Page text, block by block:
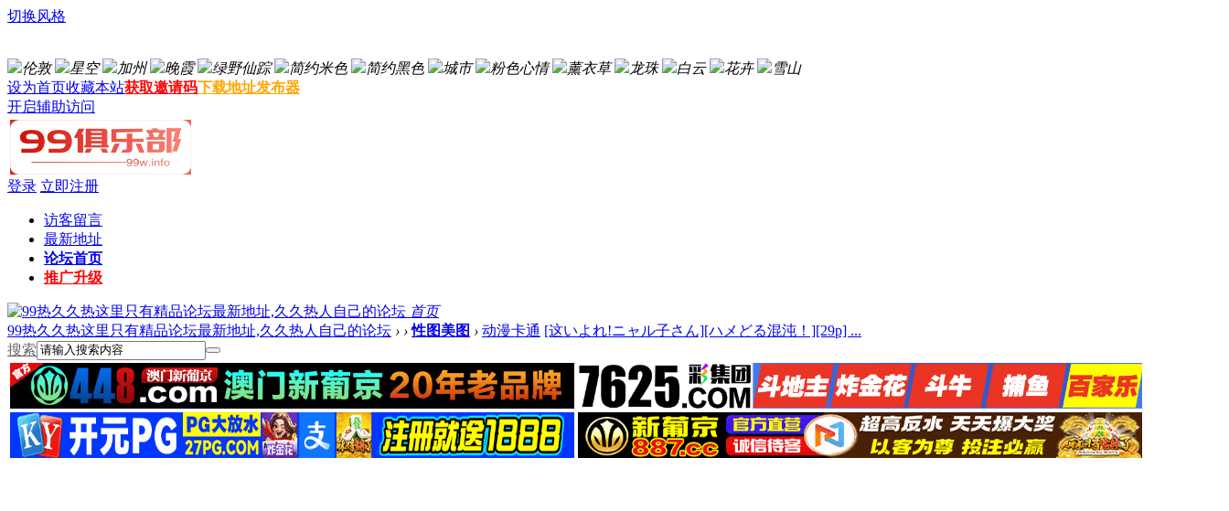
切换风格
伦敦 星空 加州 晚霞 绿野仙踪 简约米色 简约黑色 城市 粉色心情 薰衣草 龙珠 白云 花卉
雪山
设为首页收藏本站获取邀请码下载地址发布器
开启辅助访问
登录 立即注册
访客留言
最新地址
论坛首页
推广升级
首页
99热久久热这里只有精品论坛最新地址,久久热人自己的论坛 › › 性图美图 › 动漫卡通 [这いよれ!ニャル子さん][ハメどる混沌！][29p] ...
搜索